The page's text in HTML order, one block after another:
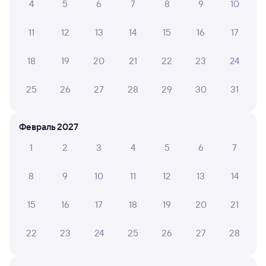
от 9 ⁠292 ⁠₽ 10 ⁠322 ⁠₽
274С Проходящий 7,6
Сочи
Омск
18:05 19:29
3 д 22 ч 24 м в пути
Дни следования
Маршрут
4 5 6 7 8 9 10
11 12 13 14 15 16 17
18 19 20 21 22 23 24
25 26 27 28 29 30 31
Февраль 2027
1
2 3 4 5 6 7
8 9 10 11 12 13 14
15 16 17 18 19 20 21
22 23 24 25 26 27 28